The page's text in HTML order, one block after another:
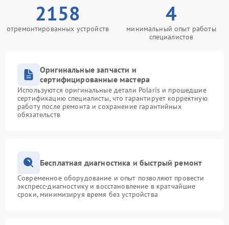
2158
отремонтированных устройств
4
минимальный опыт работы
специалистов
Оригинальные запчасти и
сертифицированные мастера
Используются оригинальные детали Polaris и прошедшие
сертификацию специалисты, что гарантирует корректную
работу после ремонта и сохранение гарантийных
обязательств
Бесплатная диагностика и быстрый ремонт
Современное оборудование и опыт позволяют провести
экспресс-диагностику и восстановление в кратчайшие
сроки, минимизируя время без устройства